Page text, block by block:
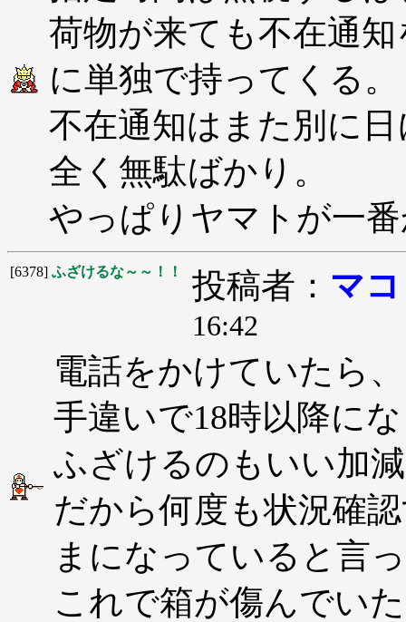
荷物が来ても不在通
に単独で持ってくる。
不在通知はまた別に
全く無駄ばかり。
やっぱりヤマトが一
[6378] ふざけるな～～！！ 投稿者： マコ
16:42
電話をかけていたら
手違いで18時以降に
ふざけるのもいい加
だから何度も状況確
まになっていると言
これで箱が傷んでい